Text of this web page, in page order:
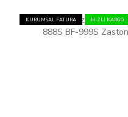
KURUMSAL FATURA HIZLI KARGO